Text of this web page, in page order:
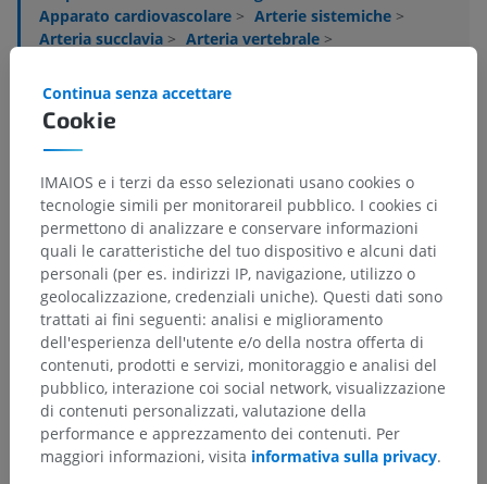
Apparato cardiovascolare > Arterie sistemiche >
Arteria succlavia > Arteria vertebrale >
Rami mesencefalici dell'arteria basilare
Strutture sottostanti:
soggiacenti per questa parte anatomica
Anatomia umana 1
Neuroanatomia umana
Traduzioni
Cookie
Continua senza accettare
IMAIOS e i terzi da esso selezionati usano cookies o
tecnologie simili per monitorareil pubblico. I cookies ci
permettono di analizzare e conservare informazioni
quali le caratteristiche del tuo dispositivo e alcuni dati
personali (per es. indirizzi IP, navigazione, utilizzo o
geolocalizzazione, credenziali uniche). Questi dati sono
trattati ai fini seguenti: analisi e miglioramento
dell'esperienza dell'utente e/o della nostra offerta di
contenuti, prodotti e servizi, monitoraggio e analisi del
pubblico, interazione coi social network, visualizzazione
di contenuti personalizzati, valutazione della
performance e apprezzamento dei contenuti. Per
maggiori informazioni, visita informativa sulla privacy.